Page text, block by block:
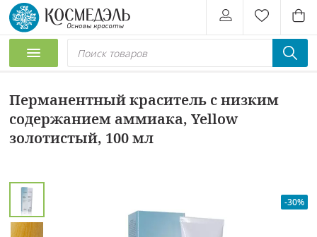
Перманентный краситель с низким
содержанием аммиака, Yellow
золотистый, 100 мл
-30%